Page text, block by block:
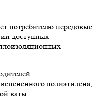
потребителю передовые
доступных
полиэтилена,
ваты.